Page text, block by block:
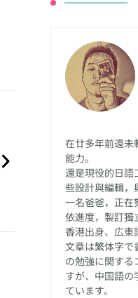
在廿多年前還未
能力。
還是現役的日語
些設計與編輯，
一名爸爸，正在
依進度，製訂獨
香港出身、広東
文章は繁体字で
の勉強に関する
すが、中国語の
ています。